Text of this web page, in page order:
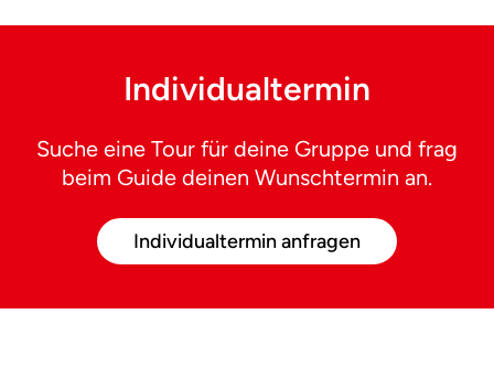
Individualtermin
Suche eine Tour für deine Gruppe und frag
beim Guide deinen Wunschtermin an.
Individualtermin anfragen